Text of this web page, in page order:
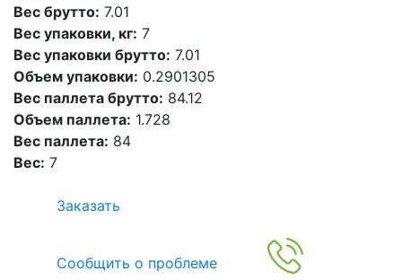
Вес брутто: 7.01
Вес упаковки, кг: 7
Вес упаковки брутто: 7.01
Объем упаковки: 0.2901305
Вес паллета брутто: 84.12
Объем паллета: 1.728
Вес паллета: 84
Вес: 7
Заказать
Сообщить о проблеме